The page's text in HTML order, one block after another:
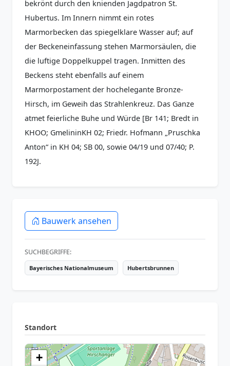
bekrönt durch den knienden Jagdpatron St.
Hubertus. Im Innern nimmt ein rotes
Marmorbecken das spiegelklare Wasser auf; auf
der Beckeneinfassung stehen Marmorsäulen, die
die luftige Doppelkuppel tragen. Inmitten des
Beckens steht ebenfalls auf einem
Marmorpostament der hochelegante Bronze-
Hirsch, im Geweih das Strahlenkreuz. Das Ganze
atmet feierliche Buhe und Würde [Br 141; Bredt in
KHOO; GmelininKH 02; Friedr. Hofmann „Pruschka
Anton“ in KH 04; SB 00, sowie 04/19 und 07/40; P.
192J.
Bauwerk ansehen
SUCHBEGRIFFE:
Bayerisches Nationalmuseum Hubertsbrunnen
Standort
+